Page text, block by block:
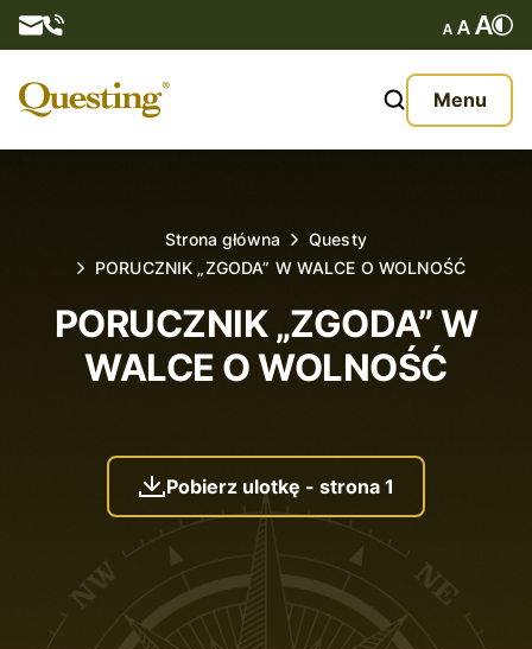
Menu
O nas
Aktualności
Kontakt
Strona główna
Questy
PORUCZNIK „ZGODA” W WALCE O WOLNOŚĆ
PORUCZNIK „ZGODA” W
WALCE O WOLNOŚĆ
Pobierz ulotkę - strona 1